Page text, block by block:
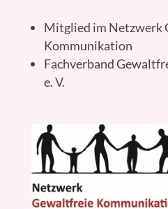
Mitglied im Netzwerk
Kommunikation
Fachverband
e. V.